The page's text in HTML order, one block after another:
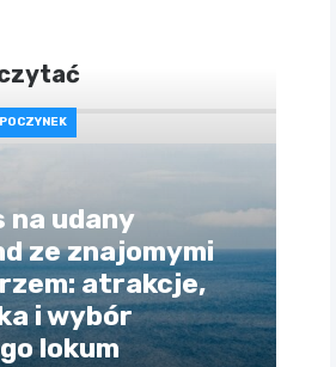
na udany
ze znajomymi
atrakcje,
i wybór
lokum